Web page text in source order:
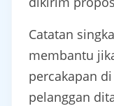
Catatan
membantu
percakapan
pelanggan